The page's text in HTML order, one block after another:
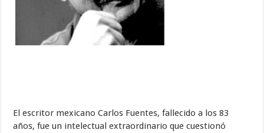
El escritor mexicano Carlos Fuentes, fallecido a los 83
años, fue un intelectual extraordinario que cuestionó